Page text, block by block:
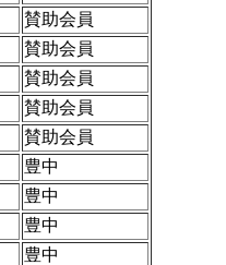
賛助会員
賛助会員
賛助会員
賛助会員
賛助会員
豊中
豊中
豊中
豊中